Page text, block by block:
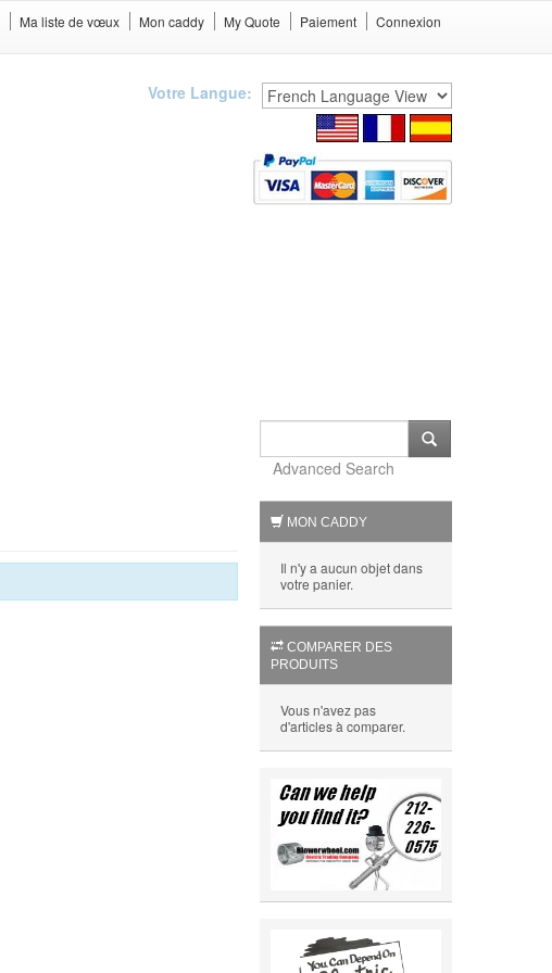
Ma liste de vœux Mon caddy My Quote Paiement Connexion
Votre Langue:
Advanced Search
MON CADDY
Il n'y a aucun objet dans
votre panier.
COMPARER DES
PRODUITS
Vous n'avez pas
d'articles à comparer.